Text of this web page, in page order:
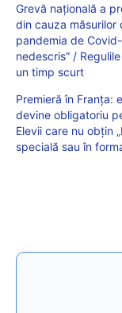
Grevă națională a
din cauza
pandemia de
nedescris” /
un timp scurt
Premieră în Franța:
devine obligatoriu
Elevii care nu obțin
specială sau în